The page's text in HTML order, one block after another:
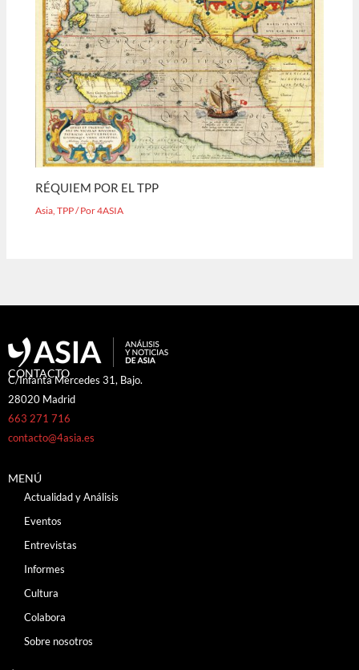
RÉQUIEM POR EL TPP
Asia ,TPP/ Por4ASIA
CONTACTO
C/Infanta Mercedes 31, Bajo.
28020 Madrid
663 271 716
contacto@4asia.es
MENÚ
Actualidad y Análisis
Eventos
Entrevistas
Informes
Cultura
Colabora
Sobre nosotros